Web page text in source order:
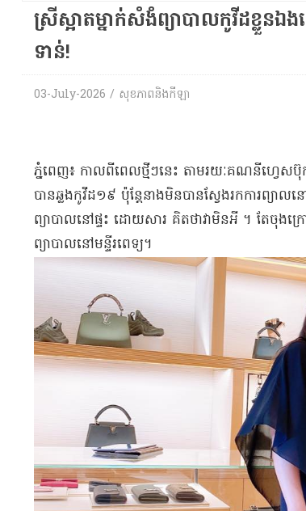
ស្រី​ស្អាត​ម្នាក់​សំងំ​ព្យាបាល​កូ​វីដ​ខ្លួន
ទាន់​!
03-July-2026 / សុខភាពនិងកីឡា
ភ្នំពេញ​៖ កាលពីពេល​ថ្មីៗ​នេះ តាមរយៈ​គណនី​ហ្វេ​ស​
បាន​ឆ្លង​កូ​វីដ​១៩ ប៉ុន្តែ​នាង​មិនបាន​ស្វែងរក​ការ​ព្យ
ព្យាបាល​នៅផ្ទះ ដោយសារ គិតថា​វា​មិន​អី ។ តែ​ចុង
ព្យាបាល​នៅ​មន្ទីរពេទ្យ​។